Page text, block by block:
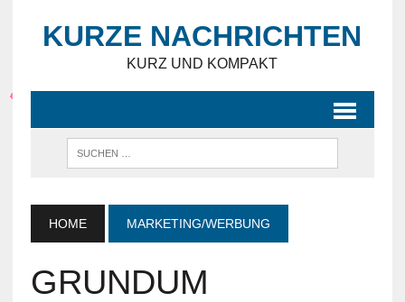
KURZE NACHRICHTEN
KURZ UND KOMPAKT
HOME MARKETING/WERBUNG
GRUNDUM